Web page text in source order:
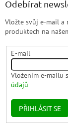
Odebírat
Vložte svůj e-mail a
produktech na
E-mail
Vložením e-mailu
údajů
PŘIHLÁSIT SE